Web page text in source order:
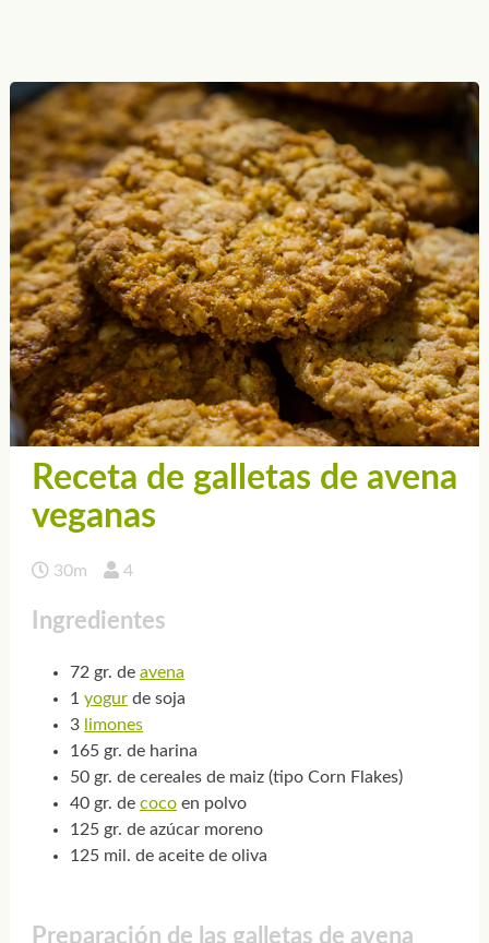
Receta de galletas de avena
veganas
30m 4
Ingredientes
72 gr. de avena
1 yogurde soja
3 limones
165 gr. de harina
50 gr. de cereales de maiz (tipo Corn Flakes)
40 gr. de cocoen polvo
125 gr. de azúcar moreno
125 mil. de aceite de oliva
Preparación de las galletas de avena